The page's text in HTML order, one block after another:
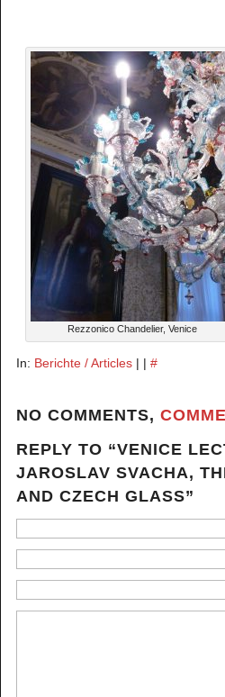
Rezzonico Chandelier, Venice
In: Berichte / Articles | | #
NO COMMENTS,
REPLY TO “VENICE
JAROSLAV SVACHA,
AND CZECH GLASS”